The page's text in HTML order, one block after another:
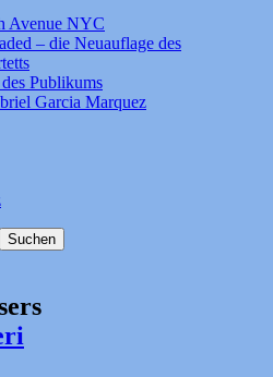
Avenue NYC
– die Neuauflage des
Publikums
Garcia Marquez